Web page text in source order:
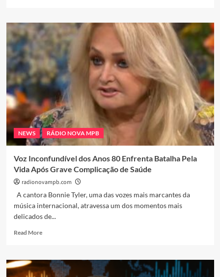
Do
Samba
ao
Streaming:
Música
Brasileira
Vive
Sua
Maior
Vitrine
Global
em
Décadas
NEWS RÁDIO NOVA MPB
Voz Inconfundível dos Anos 80 Enfrenta Batalha Pela
Vida Após Grave Complicação de Saúde
radionovampb.com
A cantora Bonnie Tyler, uma das vozes mais marcantes da
música internacional, atravessa um dos momentos mais
delicados de...
Read MoreRead
Voz
Inconfundível